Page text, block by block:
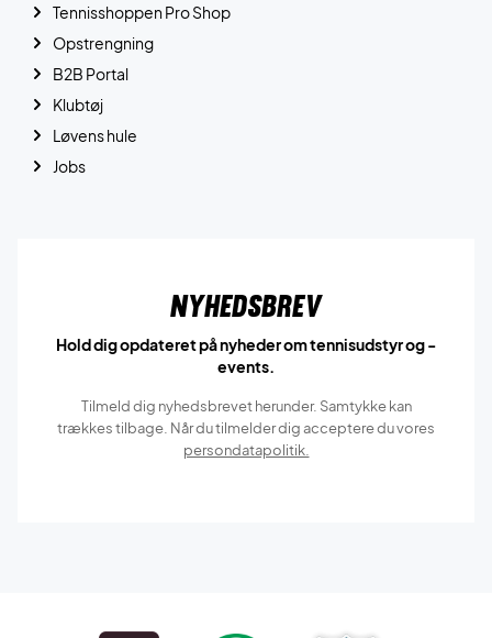
Tennisshoppen Pro Shop
Opstrengning
B2B Portal
Klubtøj
Løvens hule
Jobs
Nyhedsbrev
Hold dig opdateret på nyheder om tennisudstyr og -
events.
Tilmeld dig nyhedsbrevet herunder. Samtykke kan
trækkes tilbage. Når du tilmelder dig acceptere du vores
persondatapolitik.